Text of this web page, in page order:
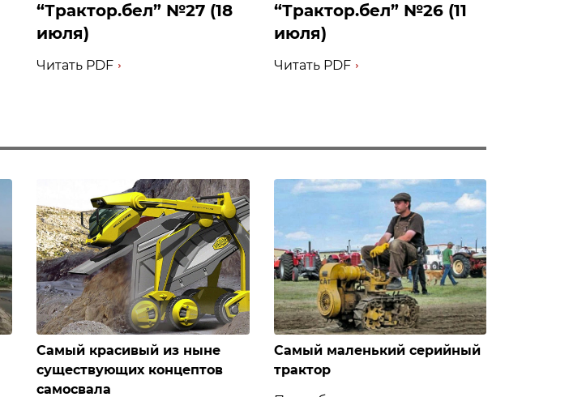
‎“Трактор.бел” №27 (18
июля)
Читать PDF
‎“Трактор.бел” №26 (11
июля)
Читать PDF
Самый красивый из ныне
существующих концептов
самосвала
Самый маленький серийный
трактор